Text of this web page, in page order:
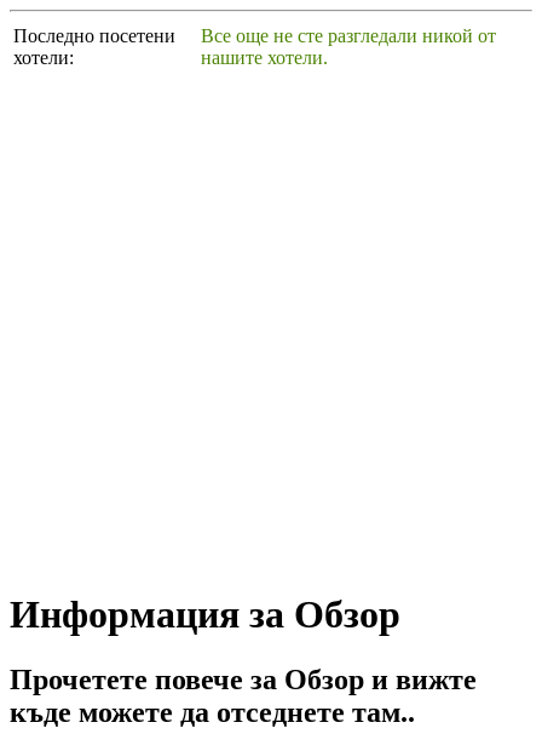
Последно посетени
хотели:
Все още не сте разгледали никой от
нашите хотели.
Информация за Обзор
Прочетете повече за Обзор и вижте
къде можете да отседнете там..